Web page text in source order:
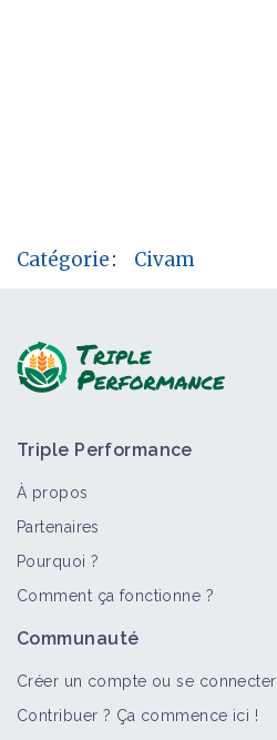
Catégorie: Civam
Triple Performance
À propos
Partenaires
Pourquoi ?
Comment ça fonctionne ?
Communauté
Créer un compte ou se connecter
Contribuer ? Ça commence ici !